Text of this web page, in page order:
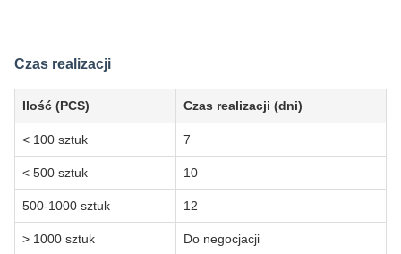
Czas realizacji
Ilość (PCS) Czas realizacji (dni)
< 100 sztuk 7
< 500 sztuk 10
500-1000 sztuk 12
> 1000 sztuk Do negocjacji